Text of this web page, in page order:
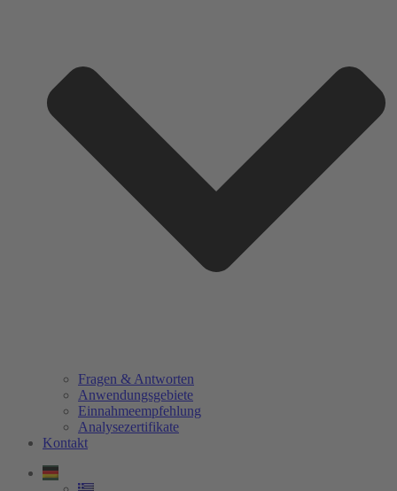
Fragen & Antworten
Anwendungsgebiete
Einnahmeempfehlung
Analysezertifikate
Kontakt